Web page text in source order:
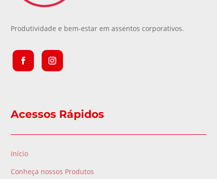
Produtividade e bem-estar em assentos corporativos.
Acessos Rápidos
Início
Conheça nossos Produtos